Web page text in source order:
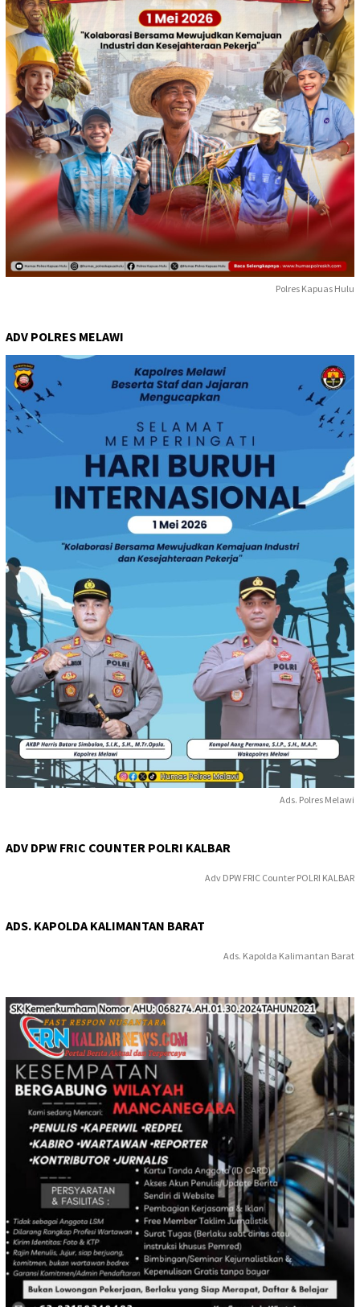
Polres Kapuas Hulu
ADV POLRES MELAWI
Ads. Polres Melawi
ADV DPW FRIC COUNTER POLRI KALBAR
Adv DPW FRIC Counter POLRI KALBAR
ADS. KAPOLDA KALIMANTAN BARAT
Ads. Kapolda Kalimantan Barat